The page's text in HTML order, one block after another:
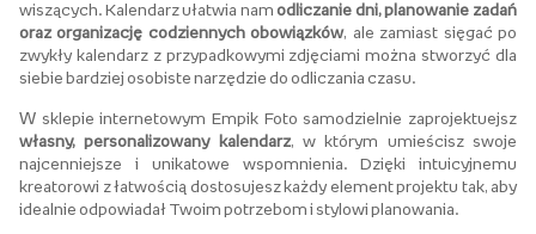
wiszących. Kalendarz ułatwia namodliczanie dni, planowanie zadań
oraz organizację codziennych obowiązków, ale zamiast sięgać po
zwykły kalendarz z przypadkowymi zdjęciami można stworzyć dla
siebie bardziej osobiste narzędzie do odliczania czasu.
W sklepie internetowym Empik Foto samodzielnie zaprojektuejsz
własny, personalizowany kalendarz, w którym umieścisz swoje
najcenniejsze i unikatowe wspomnienia. Dzięki intuicyjnemu
kreatorowi z łatwością dostosujesz każdy element projektu tak, aby
idealnie odpowiadał Twoim potrzebom i stylowi planowania.